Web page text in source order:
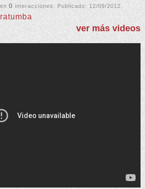
en0interacciones. Publicado:12/09/2012.
ver más videos